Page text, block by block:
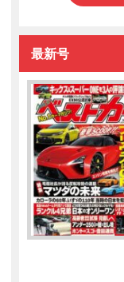
最新号